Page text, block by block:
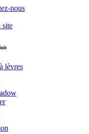
nous
site
lèvres